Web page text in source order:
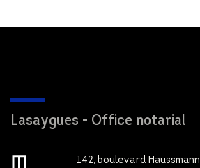
Lasaygues - Office notarial
142, boulevard Haussmann